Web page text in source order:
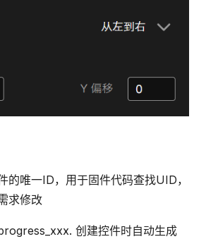
的唯一ID，用于固件代码查找UID，
求修改
创建控件时自动生成